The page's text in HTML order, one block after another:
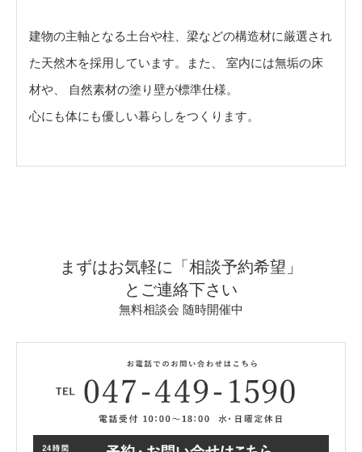
建物の主軸となる土台や柱、梁などの構造材に厳選され
た天然木を採用しています。また、 室内には無垢の床
材や、 自然素材の塗り壁が標準仕様。
心にも体にも優しい暮らしをつくります。
まずはお気軽に「相談予約希望」
とご連絡下さい
無料相談会 随時開催中